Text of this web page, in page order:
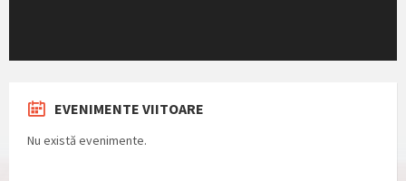
EVENIMENTE VIITOARE
Nu există evenimente.